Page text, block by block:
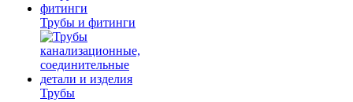
Трубы и фитинги
Трубы